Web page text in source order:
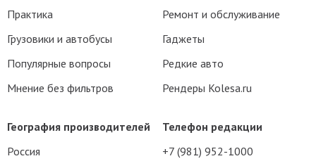
Телефон редакции
+7 (981) 952-1000
Практика
Грузовики и автобусы
Популярные вопросы
Мнение без фильтров
Ремонт и обслуживание
Гаджеты
Редкие авто
Рендеры Kolesa.ru
География производителей
Россия